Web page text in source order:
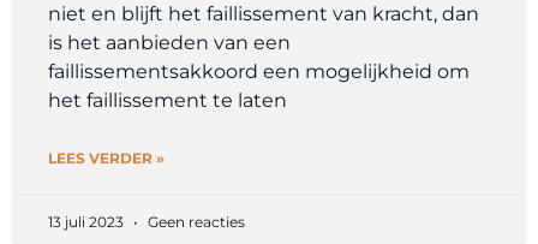
niet en blijft het faillissement van kracht, dan
is het aanbieden van een
faillissementsakkoord een mogelijkheid om
het faillissement te laten
LEES VERDER »
13 juli 2023 Geen reacties